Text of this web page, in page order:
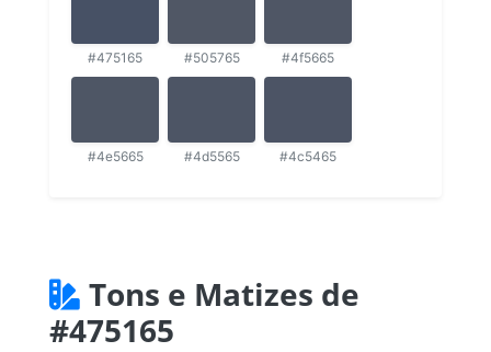
#475165 #505765 #4f5665
#4e5665 #4d5565 #4c5465
Tons e Matizes de
#475165